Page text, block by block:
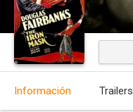
Información Trailers